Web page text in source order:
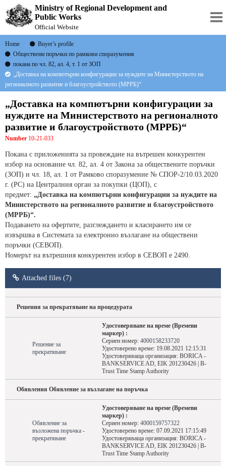
Ministry of Regional Development and
Public Works
Official Website
Home
Buyer’s profile
Обществени поръчки по рамкови споразумения
покана по чл. 82, ал. 4, т. 1 от ЗОП
„Доставка на компютърни конфигурации за нуждите на Министерството на
регионалното развитие и благоустройството (МРРБ)“
„Доставка на компютърни конфигурации за
нуждите на Министерството на регионалното
развитие и благоустройството (МРРБ)“
Number 10-21-033
Покана с приложенията за провеждане на вътрешен конкурентен
избор на основание чл. 82, ал. 4 от Закона за обществените поръчки
(ЗОП) и чл. 18, ал. 1 от Рамково споразумение № СПОР-2/10.03.2020
г. (РС) на Централния орган за покупки (ЦОП), с
предмет: „Доставка на компютърни конфигурации за нуждите на
Министерството на регионалното развитие и благоустройството
(МРРБ)“.
Подаването на офертите, разглеждането и класирането им се
извършва в Системата за електронно възлагане на обществени
поръчки (СЕВОП).
Номерът на вътрешния конкурентен избор в СЕВОП е 2490.
Attached files (7)
Решения за прекратяване на процедурата
Решение за
прекратяване
Удостоверяване на време (Времеви
маркер) :
Сериен номер: 4000158233720
Удостоверено време: 19.08.2021 12:15:31
Удостоверяваща организация: BORICA -
BANKSERVICE AD, EIK 201230426 | B-
Trust Time Stamp Authority
Обявления Обявление за възлагане на поръчка
Обявление за
възложена поръчка -
прекратяване
Удостоверяване на време (Времеви
маркер) :
Сериен номер: 4000159757322
Удостоверено време: 07.09.2021 17:15:49
Удостоверяваща организация: BORICA -
BANKSERVICE AD, EIK 201230426 | B-
Trust Time Stamp Authority